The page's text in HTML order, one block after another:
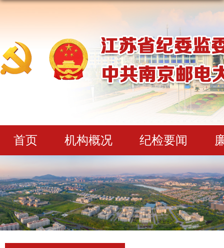
首页 机构概况 纪检要闻